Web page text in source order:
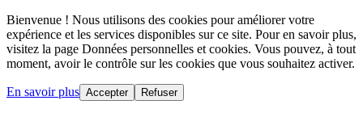
Bienvenue ! Nous utilisons des cookies pour améliorer votre
expérience et les services disponibles sur ce site. Pour en savoir plus,
visitez la page Données personnelles et cookies. Vous pouvez, à tout
moment, avoir le contrôle sur les cookies que vous souhaitez activer.
En savoir plus Accepter Refuser